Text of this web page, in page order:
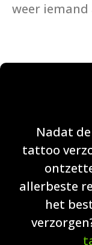
weer
Nadat
tattoo
allerbeste
het